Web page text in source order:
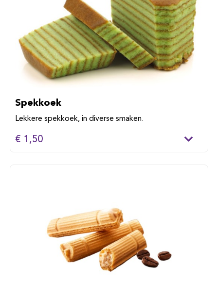
Spekkoek
Lekkere spekkoek, in diverse smaken.
€ 1,50